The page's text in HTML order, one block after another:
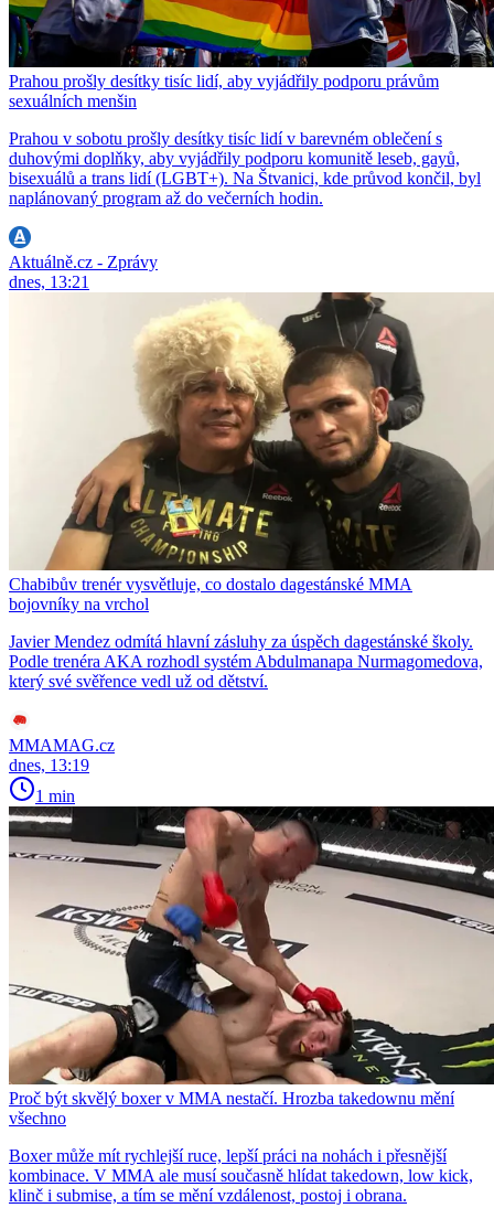
Prahou prošly desítky tisíc lidí, aby vyjádřily podporu právům
sexuálních menšin
Prahou v sobotu prošly desítky tisíc lidí v barevném oblečení s
duhovými doplňky, aby vyjádřily podporu komunitě leseb, gayů,
bisexuálů a trans lidí (LGBT+). Na Štvanici, kde průvod končil, byl
naplánovaný program až do večerních hodin.
Aktuálně.cz - Zprávy
dnes, 13:21
Chabibův trenér vysvětluje, co dostalo dagestánské MMA
bojovníky na vrchol
Javier Mendez odmítá hlavní zásluhy za úspěch dagestánské školy.
Podle trenéra AKA rozhodl systém Abdulmanapa Nurmagomedova,
který své svěřence vedl už od dětství.
MMAMAG.cz
dnes, 13:19
1 min
Proč být skvělý boxer v MMA nestačí. Hrozba takedownu mění
všechno
Boxer může mít rychlejší ruce, lepší práci na nohách i přesnější
kombinace. V MMA ale musí současně hlídat takedown, low kick,
klinč i submise, a tím se mění vzdálenost, postoj i obrana.